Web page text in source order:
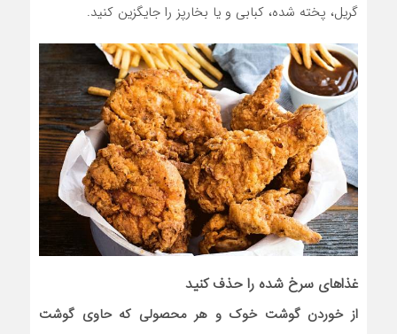
گریل، پخته شده، کبابی و یا بخارپز را جایگزین کنید.
غذاهای سرخ شده را حذف کنید
از خوردن گوشت خوک و هر محصولی که حاوی گوشت